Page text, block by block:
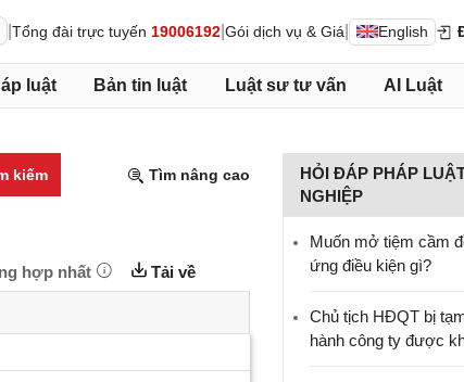
Tổng đài trực tuyến 19006192 Gói dịch vụ & Giá English
luật Bản tin luật Luật sư tư vấn AI Luật
kiếm Tìm nâng cao
hợp nhất Tải về
HỎI ĐÁP PHÁP
NGHIỆP
Muốn mở tiệm cầm
ứng điều kiện gì?
Chủ tịch HĐQT bị
hành công ty được